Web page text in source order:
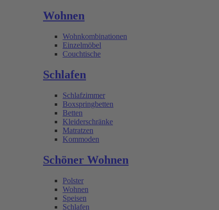
Wohnen
Wohnkombinationen
Einzelmöbel
Couchtische
Schlafen
Schlafzimmer
Boxspringbetten
Betten
Kleiderschränke
Matratzen
Kommoden
Schöner Wohnen
Polster
Wohnen
Speisen
Schlafen